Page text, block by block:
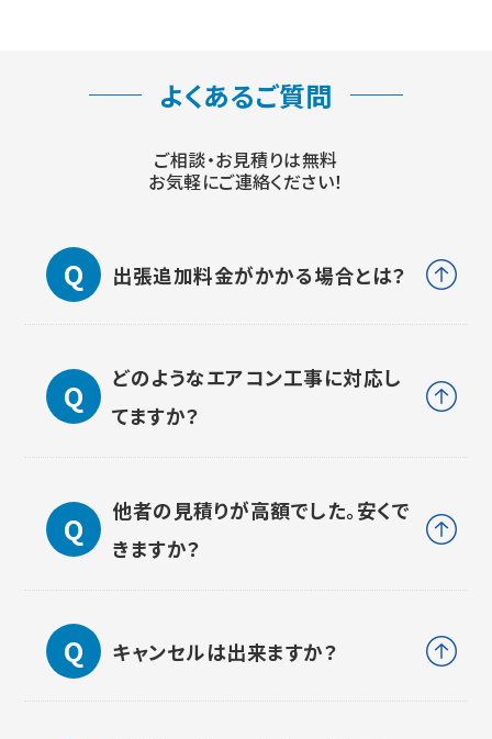
よくあるご質問
ご相談・お見積りは無料
お気軽にご連絡ください！
出張追加料金がかかる場合とは？
どのようなエアコン工事に対応し
てますか？
他者の見積りが高額でした。安くで
きますか？
キャンセルは出来ますか？